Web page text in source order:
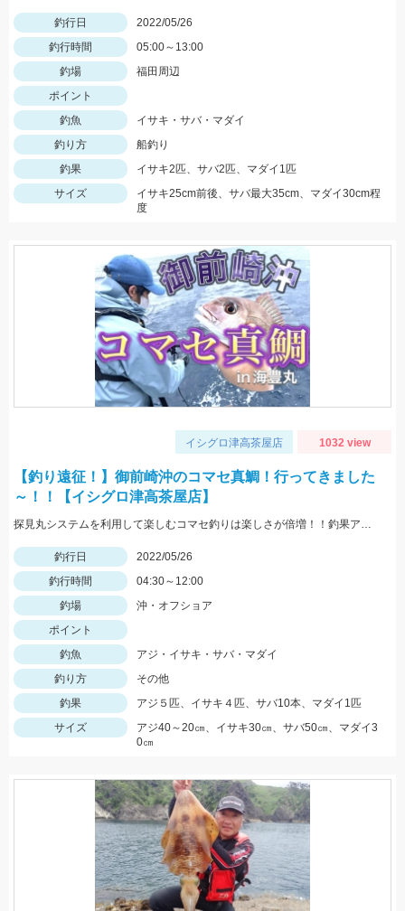
釣行日
2022/05/26
釣行時間
05:00～13:00
釣場
福田周辺
ポイント
釣魚
イサキ・サバ・マダイ
釣り方
船釣り
釣果
イサキ2匹、サバ2匹、マダイ1匹
サイズ
イサキ25cm前後、サバ最大35cm、マダイ30cm程
度
イシグロ津高茶屋店 1032 view
【釣り遠征！】御前崎沖のコマセ真鯛！行ってきました
～！！【イシグロ津高茶屋店】
探見丸システムを利用して楽しむコマセ釣りは楽しさが倍増！！釣果アップの秘訣も！！
釣行日
2022/05/26
釣行時間
04:30～12:00
釣場
沖・オフショア
ポイント
釣魚
アジ・イサキ・サバ・マダイ
釣り方
その他
釣果
アジ５匹、イサキ４匹、サバ10本、マダイ1匹
サイズ
アジ40～20㎝、イサキ30㎝、サバ50㎝、マダイ3
0㎝